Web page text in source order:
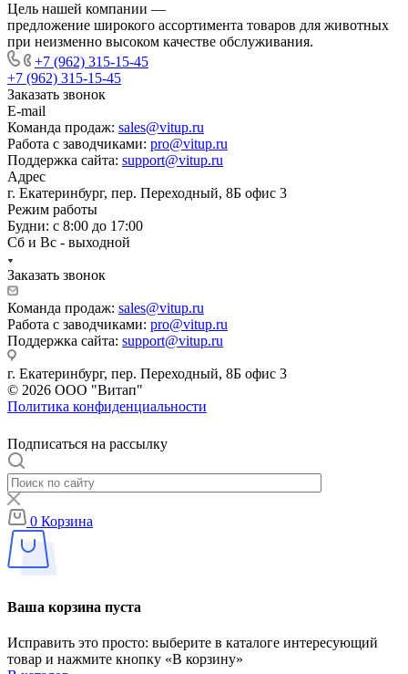
Цель нашей компании —
предложение широкого ассортимента товаров для животных
при неизменно высоком качестве обслуживания.
+7 (962) 315-15-45
+7 (962) 315-15-45
Заказать звонок
E-mail
Команда продаж: sales@vitup.ru
Работа с заводчиками: pro@vitup.ru
Поддержка сайта: support@vitup.ru
Адрес
г. Екатеринбург, пер. Переходный, 8Б офис 3
Режим работы
Будни: с 8:00 до 17:00
Сб и Вс - выходной
Заказать звонок
Команда продаж: sales@vitup.ru
Работа с заводчиками: pro@vitup.ru
Поддержка сайта: support@vitup.ru
г. Екатеринбург, пер. Переходный, 8Б офис 3
© 2026 ООО "Витап"
Политика конфиденциальности
Подписаться на рассылку
0 Корзина
Ваша корзина пуста
Исправить это просто: выберите в каталоге интересующий
товар и нажмите кнопку «В корзину»